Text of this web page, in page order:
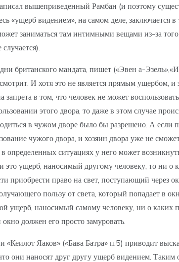
вышеприведенный Рамбан (и поэтому
«ущерб видением», на самом деле,
заниматься там интимными вещами из-за
британского мандата, пишет («Эвен а-
И хотя это не является прямым ущербом,
в том, что человек не может
этого двора, то даже в этом случае
в чужом дворе было бы разрешено. А
чужого двора, и хозяин двора уже не
определенных ситуациях у него может
это ущерб, наносимый другому человеку, то ни
право на свет, поступающий через
пользу от света, который попадает в
ущерб, наносимый самому человеку, ни о каких
должен его просто замуровать.
Яаков» («Бава Батра» п.5) приводит
они наносят друг другу ущерб видением. Таким